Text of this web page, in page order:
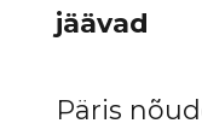
jäävad
Päris